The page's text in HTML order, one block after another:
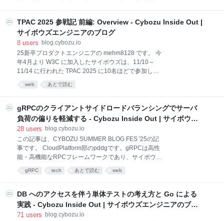
入しておりました。今年からは Claude の
されてきた yrmcds を、Kubernetes をベースとした基
盤である Neco に移行しようとしています。 そこで、
プラットフォーム（自社基盤）コースのインターン参
加者に、Kubernetes 上で KVS の冗長化を実現するア
ルゴリズムの設計と PoC の実装を行なっていただきま
した。 本記事は、その成果をメンターがまとめたもの
取り組みは以下の記事にまとまっているので、ぜひ合
yrmcds の冗長化 旧
TPAC 2025 参戦記 前編: Overview - Cybozu Inside Out |
サイボウズエンジニアのブログ
8 users blog.cybozu.io
25新卒プロダクトエンジニアの mehm8128 です。 今
年4月より W3C に加入したサイボウズは、11/10～
11/14 に行われた TPAC 2025 に10名ほどで参加して
きました。 前編と後編に分けて、その様子や感想をお
送りします。 Shownote 11/25 の Cybozu Frontend
様子を配信しました。前編では、その中身を簡単にさ
らいます。詳細はアーカイブをご覧ください。
cybozu.github.io www.youtube.com TPAC とは TPAC
催で、様々なミーティングが開催される 会場 神戸国際
会議場 https://www.w3.org/2025/11/TPAC/venue.html
国際会議場 受付の様子 休憩室の様
web あとで読む
gRPCのクライアントサイドロードバランシングでサーバ
負荷の偏りを軽減する - Cybozu Inside Out | サイボウズ
エンジニアのブログ
28 users blog.cybozu.io
この記事は、CYBOZU SUMMER BLOG FES '25の記
事です。 CloudPlatform部のpddgです。gRPCは高性
能・高機能なRPCフレームワークであり、サイボウズ
ではバックエンドサービス間での通信に広く利用され
ています。gRPCの実際の通信はChannelという仕組
では最初に接続した単一のサーバのみと通信します。
これにより、少数の高負荷をかけるクライアントが存
在すると、そのクライアントが接続したサーバに負荷
gRPC tech あとで読む web
DB へのアクセスを伴う単体テストの考え方と Go による
実践 - Cybozu Inside Out | サイボウズエンジニアのブロ
グ
71 users blog.cybozu.io